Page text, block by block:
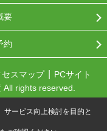
要
約
セスマップ
PCサイト
rights reserved.
サービス向上検討を目的と